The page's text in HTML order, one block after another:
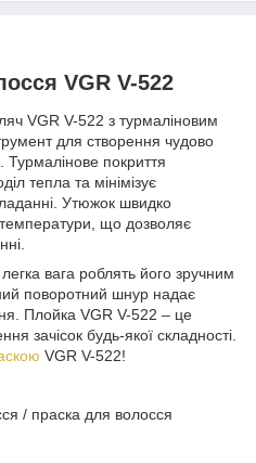
VGR V-522
VGR V-522 з турмаліновим
для створення чудово
Турмалінове покриття
тепла та мінімізує
Утюжок швидко
температури, що дозволяє
вага роблять його зручним
поворотний шнур надає
Плойка VGR V-522 – це
зачісок будь-якої складності.
VGR V-522!
/ праска для волосся